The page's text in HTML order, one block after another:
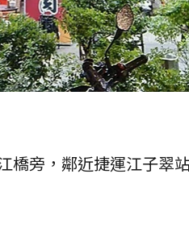
橋旁，鄰近捷運江子翠